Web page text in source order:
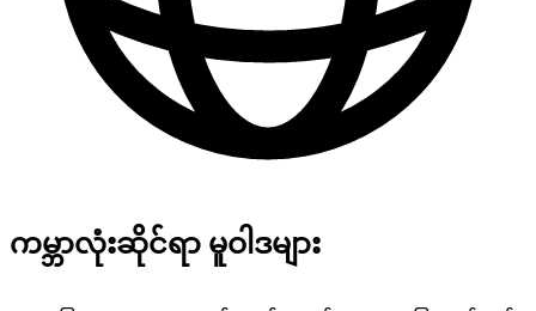
ကမ္ဘာလုံးဆိုင်ရာ မူဝါဒများ